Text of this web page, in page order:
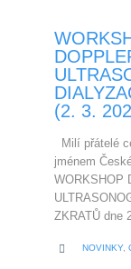
(2. 3.
Milí přátelé
jménem
WORKSHOP
ZKRATŮ dne
 CATEGORY
NOVINKY,